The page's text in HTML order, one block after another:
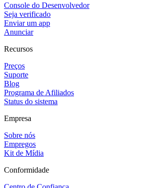
Console do Desenvolvedor
Seja verificado
Enviar um app
Anunciar
Recursos
Preços
Suporte
Blog
Programa de Afiliados
Status do sistema
Empresa
Sobre nós
Empregos
Kit de Mídia
Conformidade